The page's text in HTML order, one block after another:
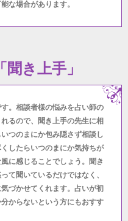
な場合があります。
き上手」
。相談者様の悩みを占い師の
るので、聞き上手の先生に相
つのまにか包み隠さず相談し
したらいつのまにか気持ちが
に感じることでしょう。聞き
て聞いているだけではなく、
づかせてくれます。占いが初
からないという方にもおすす